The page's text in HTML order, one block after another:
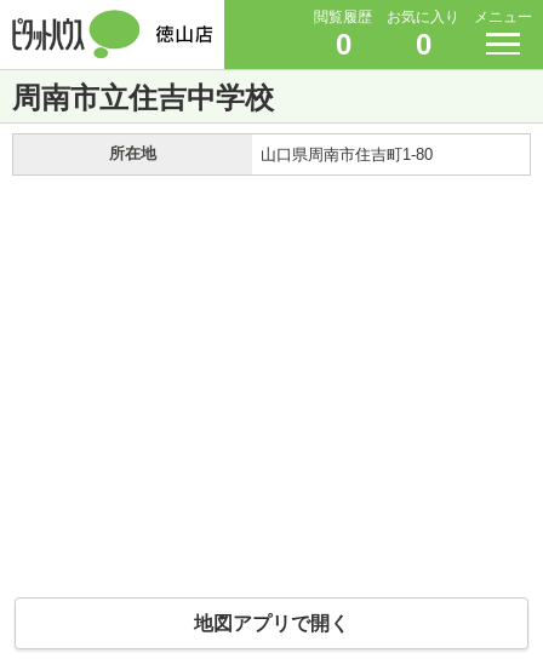
閲覧履歴
0
お気に入り
0
メニュー
周南市立住吉中学校
所在地 山口県周南市住吉町1-80
地図アプリで開く